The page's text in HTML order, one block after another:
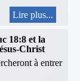
Lire plus...
18:8 et la
Christ
à entrer